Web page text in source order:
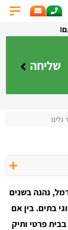
שליחה
גלים
נהנה בשנים
בתים. בין אם
פרטי ותיק